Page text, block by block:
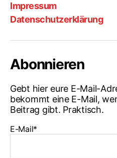
Impressum
Datenschutzerklärung
Abonnieren
Gebt hier eure E-Mail-
bekommt eine E-Mail,
Beitrag gibt. Praktisch.
E-Mail*